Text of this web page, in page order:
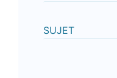
SUJET